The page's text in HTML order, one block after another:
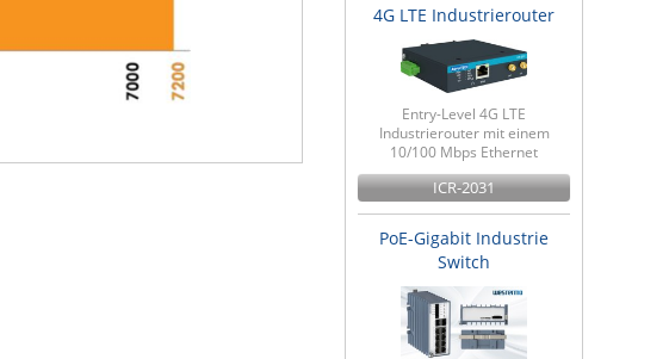
4G LTE Industrierouter
Entry-Level 4G LTE
Industrierouter mit einem
10/100 Mbps Ethernet
ICR-2031
PoE-Gigabit Industrie
Switch